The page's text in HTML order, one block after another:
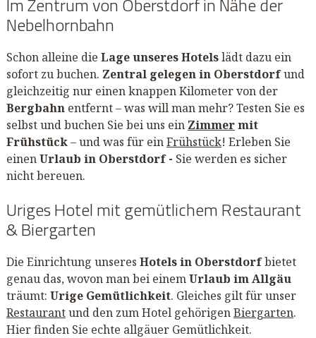
Nebelhornbahn
Schon alleine die Lage unseres Hotelslädt dazu ein
sofort zu buchen. Zentral gelegen in Oberstdorfund
gleichzeitig nur einen knappen Kilometer von der
Bergbahnentfernt – was will man mehr? Testen Sie es
selbst und buchen Sie bei uns ein Zimmermit
Frühstück– und was für einFrühstück! Erleben Sie
einenUrlaub in Oberstdorf - Sie werden es sicher
nicht bereuen.
Uriges Hotel mit gemütlichem Restaurant
& Biergarten
Die Einrichtung unseres Hotels in Oberstdorfbietet
genau das, wovon man bei einemUrlaub im Allgäu
träumt: Urige Gemütlichkeit. Gleiches gilt für unser
Restaurantund den zum Hotel gehörigenBiergarten.
Hier finden Sie echte allgäuer Gemütlichkeit.